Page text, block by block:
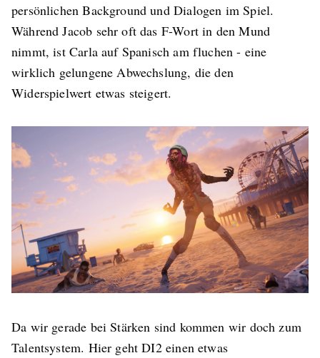
persönlichen Background und Dialogen im Spiel.
Während Jacob sehr oft das F-Wort in den Mund
nimmt, ist Carla auf Spanisch am fluchen - eine
wirklich gelungene Abwechslung, die den
Widerspielwert etwas steigert.
Da wir gerade bei Stärken sind kommen wir doch zum
Talentsystem. Hier geht DI2 einen etwas